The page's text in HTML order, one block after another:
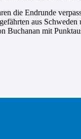
die Endrunde
aus
Buchanan mit